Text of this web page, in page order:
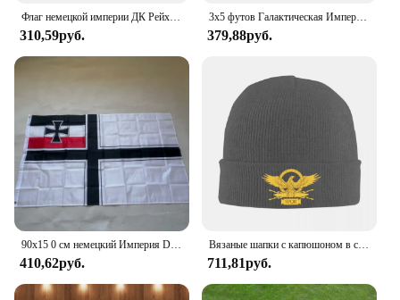
310,59руб.
3x5 футов Галактическая Империя Rebel Альянс флаг полиэфир цифровая печать баннер для украшения гаража или наружных дверей
379,88руб.
410,62руб.
Вязаные шапки с капюшоном в стиле Святой Римской империи, модные теплые шапки, зимние мягкие эластичные толстые модные шапки-бини
711,81руб.